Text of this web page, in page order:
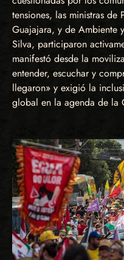
tensiones, las ministras de
Guajajara, y de Ambiente
Silva, participaron
manifestó desde la
entender, escuchar y
llegaron» y exigió la
global en la agenda de la